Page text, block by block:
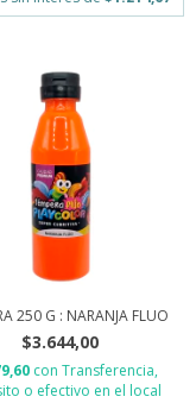
250 G : NARANJA FLUO
$3.644,00
con Transferencia,
o efectivo en el local